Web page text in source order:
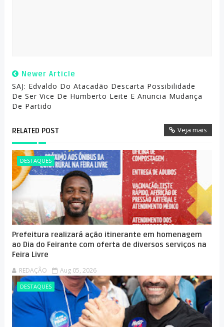
Newer Article
SAJ: Edvaldo Do Atacadão Descarta Possibilidade
De Ser Vice De Humberto Leite E Anuncia Mudança
De Partido
RELATED POST Veja mais
DESTAQUES
Prefeitura realizará ação itinerante em homenagem
ao Dia do Feirante com oferta de diversos serviços na
Feira Livre
REDAÇÃO Aug 05, 2026
DESTAQUES